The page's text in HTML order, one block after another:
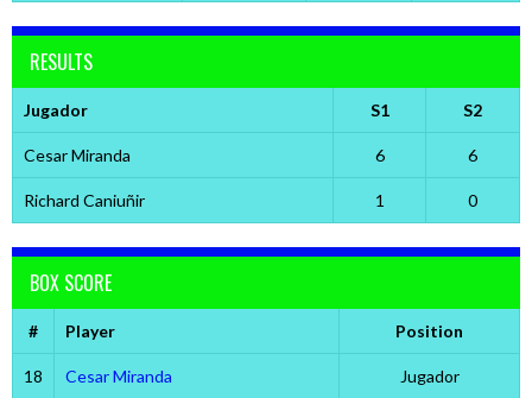
RESULTS
Jugador S1 S2
Cesar Miranda 6 6
Richard Caniuñir 1 0
BOX SCORE
# Player Position
18 Cesar Miranda Jugador